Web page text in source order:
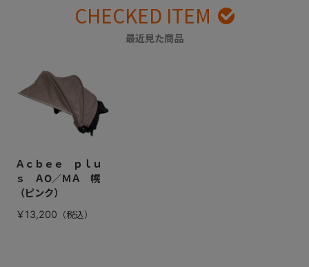
CHECKED ITEM
最近見た商品
Ａｃｂｅｅ ｐｌｕ
ｓ ＡO／ＭＡ 幌
（ピンク）
￥13,200